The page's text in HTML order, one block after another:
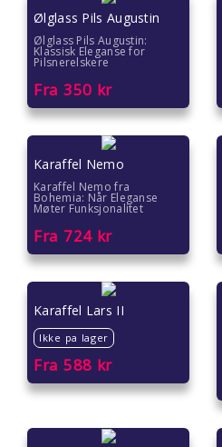
Ølglass Pils Augustin
Ølglass Pils Augustin:
Klassisk Eleganse for
Pilsnerelskere
Fra 350 kr
Karaffel Nemo
Karaffel Nemo fra
Bohemia: Når Eleganse
Møter Funksjonalitet
Fra 724kr
Karaffel Lars II
Ikke pa lager
Fra 588 kr